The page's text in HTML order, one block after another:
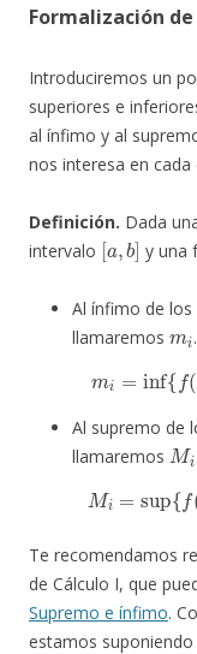
Formalización
Introduciremos un
superiores e
al ínfimo y al
nos interesa en cada
Definición. Dada
intervalo
[a b]
y una
Al ínfimo de los
llamaremos
mi
mi=
Al supremo de
llamaremos
Mi
Mi=
Te recomendamos
de Cálculo I, que
Supremo e ínfimo.
estamos